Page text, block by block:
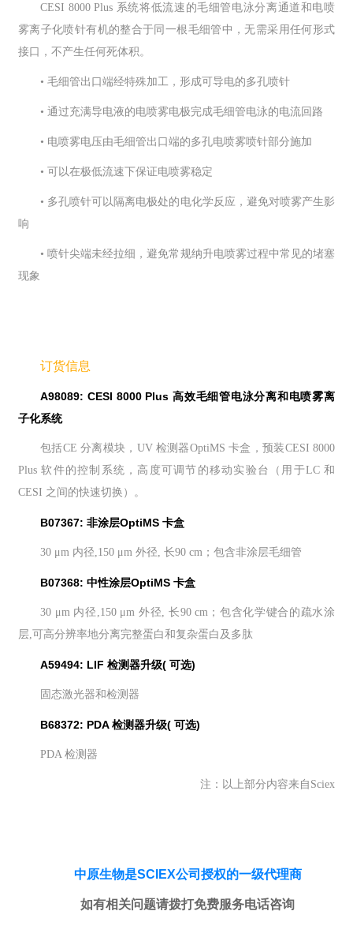
CESI 8000 Plus 系统将低流速的毛细管电泳分离通道和电喷
雾离子化喷针有机的整合于同一根毛细管中，无需采用任何形式
接口，不产生任何死体积。
• 毛细管出口端经特殊加工，形成可导电的多孔喷针
• 通过充满导电液的电喷雾电极完成毛细管电泳的电流回路
• 电喷雾电压由毛细管出口端的多孔电喷雾喷针部分施加
• 可以在极低流速下保证电喷雾稳定
• 多孔喷针可以隔离电极处的电化学反应，避免对喷雾产生影
响
• 喷针尖端未经拉细，避免常规纳升电喷雾过程中常见的堵塞
现象
订货信息
A98089: CESI 8000 Plus 高效毛细管电泳分离和电喷雾离
子化系统
包括CE 分离模块，UV 检测器OptiMS 卡盒，预装CESI 8000
Plus 软件的控制系统，高度可调节的移动实验台（用于LC 和
CESI 之间的快速切换）。
B07367: 非涂层OptiMS 卡盒
30 μm 内径,150 μm 外径, 长90 cm；包含非涂层毛细管
B07368: 中性涂层OptiMS 卡盒
30 μm 内径,150 μm 外径, 长90 cm；包含化学键合的疏水涂
层,可高分辨率地分离完整蛋白和复杂蛋白及多肽
A59494: LIF 检测器升级( 可选)
固态激光器和检测器
B68372: PDA 检测器升级( 可选)
PDA 检测器
注：以上部分内容来自Sciex
中原生物是SCIEX公司授权的一级代理商
如有相关问题请拨打免费服务电话咨询